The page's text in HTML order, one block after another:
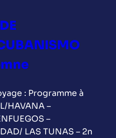
: Programme à
HAVANA –
–
LAS TUNAS – 2n